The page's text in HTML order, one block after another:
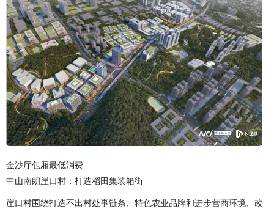
金沙厅包厢最低消费
中山南朗崖口村：打造稻田集装箱街
崖口村围绕打造不出村处事链条、特色农业品牌和进步营商环境、改